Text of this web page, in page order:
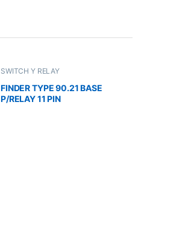
SWITCH Y RELAY
FINDER TYPE 90.21 BASE
P/RELAY 11 PIN